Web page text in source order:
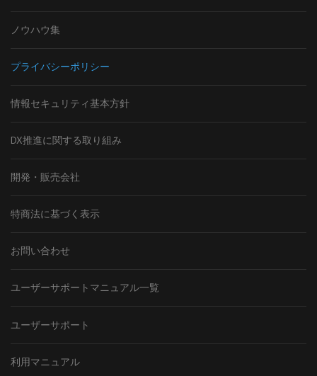
ノウハウ集
プライバシーポリシー
情報セキュリティ基本方針
DX推進に関する取り組み
開発・販売会社
特商法に基づく表示
お問い合わせ
ユーザーサポートマニュアル一覧
ユーザーサポート
利用マニュアル